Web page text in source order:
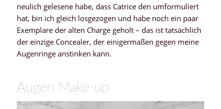
neulich gelesene habe, dass Catrice den umformuliert
hat, bin ich gleich losgezogen und habe noch ein paar
Exemplare der alten Charge geholt – das ist tatsächlich
der einzige Concealer, der einigermaßen gegen meine
Augenringe anstinken kann.
Augen Make-up